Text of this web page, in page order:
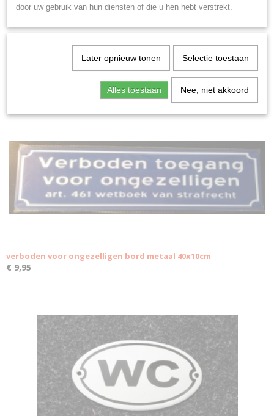
Uitsluitend PSV supporters metalen bord 40x10
verboden voor ongezelligen bord metaal 40x10cm
€ 9,95
door uw gebruik van hun diensten of die u hen hebt verstrekt.
Later opnieuw tonen Selectie toestaan
Alles toestaan Nee, niet akkoord